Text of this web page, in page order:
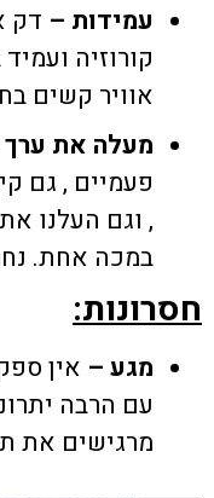
עמידות – דק
קורוזיה
אוויר קשים
מעלה את ערך
פעמיים , גם
, וגם העלנו
במכה אחת.
חסרונות:
מגע – אין
עם הרבה
מרגישים את